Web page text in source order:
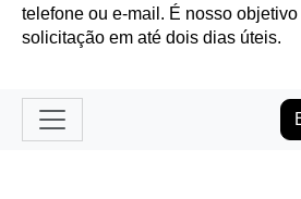
telefone ou e-mail. É nosso
solicitação em até dois dias úteis.